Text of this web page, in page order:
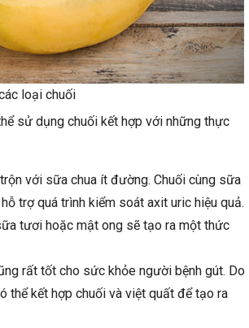
loại chuối
sử dụng chuối kết hợp với những thực
với sữa chua ít đường. Chuối cùng sữa
trợ quá trình kiểm soát axit uric hiệu quả.
tươi hoặc mật ong sẽ tạo ra một thức
rất tốt cho sức khỏe người bệnh gút. Do
thể kết hợp chuối và việt quất để tạo ra